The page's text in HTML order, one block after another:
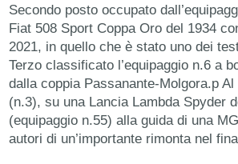
Secondo posto occupato
Fiat 508 Sport Coppa Oro del 1934
2021, in quello che è stato uno dei
Terzo classificato l’equipaggio n.6 a
dalla coppia Passanante-Molgora.p
(n.3), su una Lancia Lambda Spyder
(equipaggio n.55) alla guida di una
autori di un’importante rimonta nel